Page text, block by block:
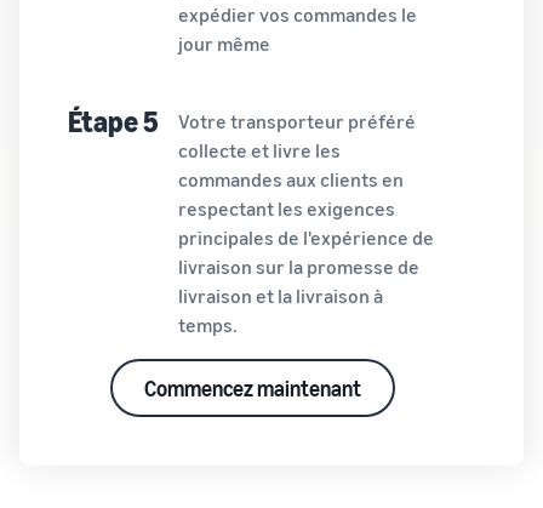
expédier vos commandes le
jour même
Étape 5
Votre transporteur préféré
collecte et livre les
commandes aux clients en
respectant les exigences
principales de l'expérience de
livraison sur la promesse de
livraison et la livraison à
temps.
Commencez maintenant